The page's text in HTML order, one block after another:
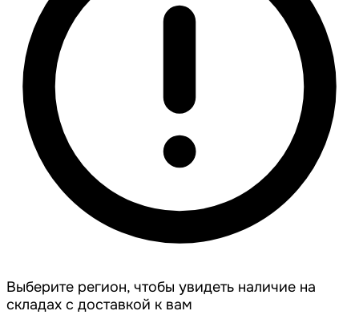
Выберите регион, чтобы увидеть наличие на
складах с доставкой к вам